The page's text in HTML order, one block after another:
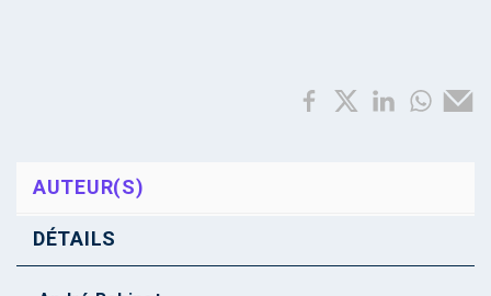
AUTEUR(S)
DÉTAILS